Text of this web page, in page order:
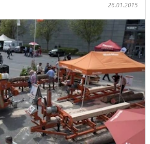
26.01.2015